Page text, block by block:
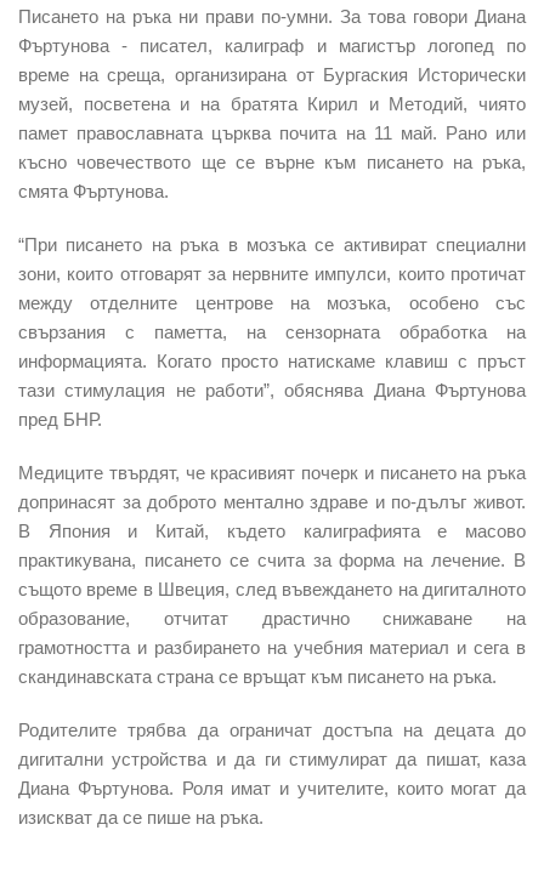
Писането на ръка ни прави по-умни. За това говори Диана
Фъртунова - писател, калиграф и магистър логопед по
време на среща, организирана от Бургаския Исторически
музей, посветена и на братята Кирил и Методий, чиято
памет православната църква почита на 11 май. Рано или
късно човечеството ще се върне към писането на ръка,
смята Фъртунова.
“При писането на ръка в мозъка се активират специални
зони, които отговарят за нервните импулси, които протичат
между отделните центрове на мозъка, особено със
свързания с паметта, на сензорната обработка на
информацията. Когато просто натискаме клавиш с пръст
тази стимулация не работи”, обяснява Диана Фъртунова
пред БНР.
Медиците твърдят, че красивият почерк и писането на ръка
допринасят за доброто ментално здраве и по-дълъг живот.
В Япония и Китай, където калиграфията е масово
практикувана, писането се счита за форма на лечение. В
същото време в Швеция, след въвеждането на дигиталното
образование, отчитат драстично снижаване на
грамотността и разбирането на учебния материал и сега в
скандинавската страна се връщат към писането на ръка.
Родителите трябва да ограничат достъпа на децата до
дигитални устройства и да ги стимулират да пишат, каза
Диана Фъртунова. Роля имат и учителите, които могат да
изискват да се пише на ръка.